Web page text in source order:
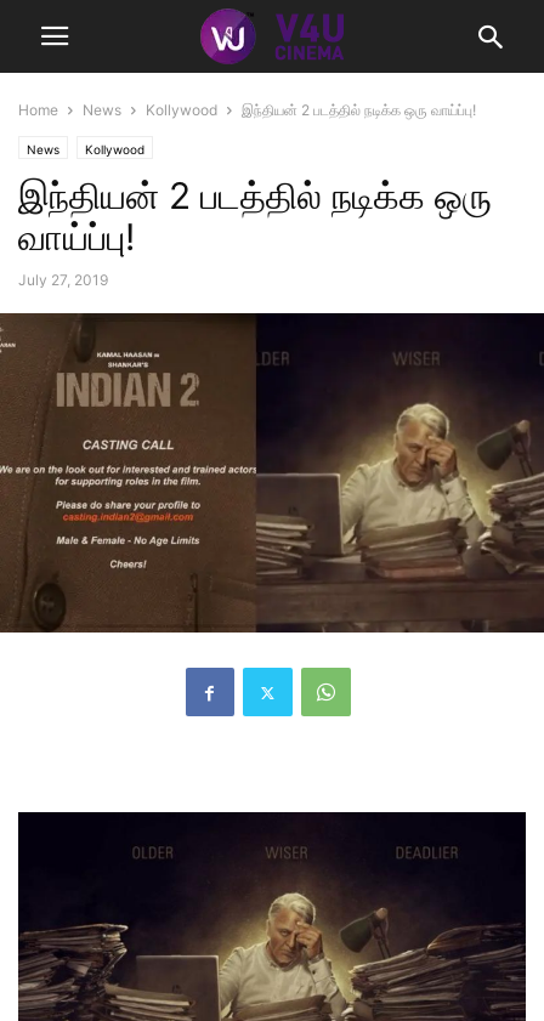
Home News Kollywood இந்தியன் 2 படத்தில் நடிக்க ஒரு வாய்ப்பு!
News Kollywood
இந்தியன் 2 படத்தில் நடிக்க ஒரு
வாய்ப்பு!
July 27, 2019